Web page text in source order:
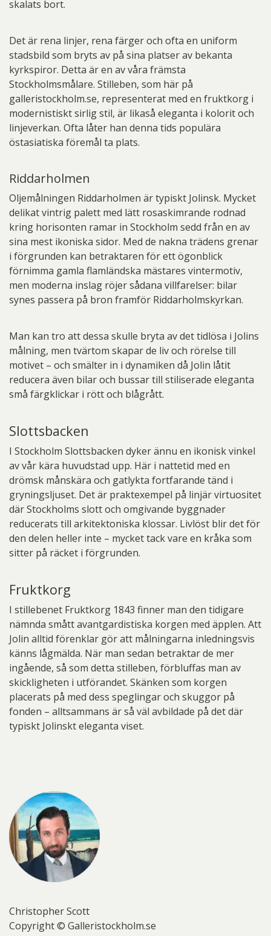
skalats bort.
Det är rena linjer, rena färger och ofta en uniform
stadsbild som bryts av på sina platser av bekanta
kyrkspiror. Detta är en av våra främsta
Stockholmsmålare. Stilleben, som här på
galleristockholm.se, representerat med en fruktkorg i
modernistiskt sirlig stil, är likaså eleganta i kolorit och
linjeverkan. Ofta låter han denna tids populära
östasiatiska föremål ta plats.
Riddarholmen
Oljemålningen Riddarholmen är typiskt Jolinsk. Mycket
delikat vintrig palett med lätt rosaskimrande rodnad
kring horisonten ramar in Stockholm sedd från en av
sina mest ikoniska sidor. Med de nakna trädens grenar
i förgrunden kan betraktaren för ett ögonblick
förnimma gamla flamländska mästares vintermotiv,
men moderna inslag röjer sådana villfarelser: bilar
synes passera på bron framför Riddarholmskyrkan.
Man kan tro att dessa skulle bryta av det tidlösa i Jolins
målning, men tvärtom skapar de liv och rörelse till
motivet – och smälter in i dynamiken då Jolin låtit
reducera även bilar och bussar till stiliserade eleganta
små färgklickar i rött och blågrått.
Slottsbacken
I Stockholm Slottsbacken dyker ännu en ikonisk vinkel
av vår kära huvudstad upp. Här i nattetid med en
drömsk månskära och gatlykta fortfarande tänd i
gryningsljuset. Det är praktexempel på linjär virtuositet
där Stockholms slott och omgivande byggnader
reducerats till arkitektoniska klossar. Livlöst blir det för
den delen heller inte – mycket tack vare en kråka som
sitter på räcket i förgrunden.
Fruktkorg
I stillebenet Fruktkorg 1843 finner man den tidigare
nämnda smått avantgardistiska korgen med äpplen. Att
Jolin alltid förenklar gör att målningarna inledningsvis
känns lågmälda. När man sedan betraktar de mer
ingående, så som detta stilleben, förbluffas man av
skickligheten i utförandet. Skänken som korgen
placerats på med dess speglingar och skuggor på
fonden – alltsammans är så väl avbildade på det där
typiskt Jolinskt eleganta viset.
Christopher Scott
Copyright © Galleristockholm.se